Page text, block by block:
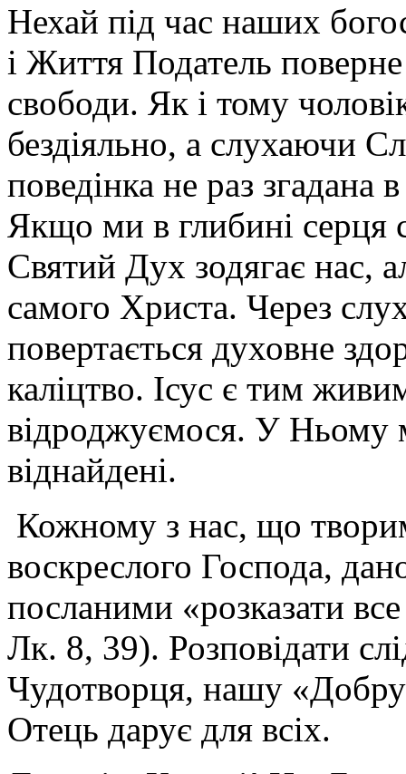
Нехай під час наших
і Життя Податель
свободи. Як і тому
бездіяльно, а слухаючи
поведінка не раз згадана
Якщо ми в глибині серця
Святий Дух зодягає нас,
самого Христа. Через
повертається духовне
каліцтво. Ісус є тим
відроджуємося. У Ньому
віднайдені.
Кожному з нас, що
воскреслого Господа,
посланими «розказати
Лк. 8, 39). Розповідати
Чудотворця, нашу
Отець дарує для всіх.